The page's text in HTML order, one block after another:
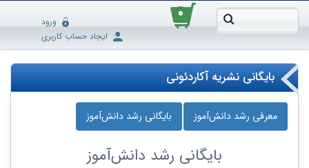
۰
ورود
ایجاد حساب کاربری
بایگانی نشریه آکاردئونی
معرفی رشد دانش‌آموز بایگانی رشد دانش‌آموز
بایگانی رشد دانش‌آموز